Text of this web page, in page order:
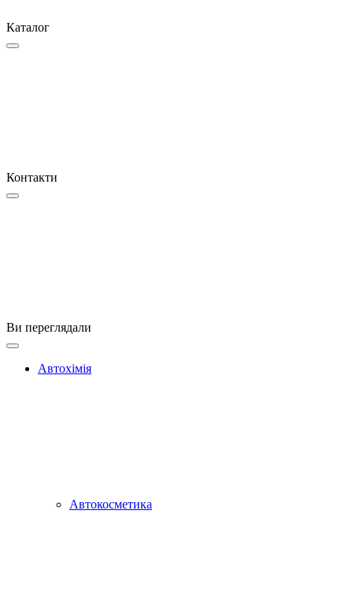
Каталог
Контакти
Ви переглядали
Автохімія
Автокосметика